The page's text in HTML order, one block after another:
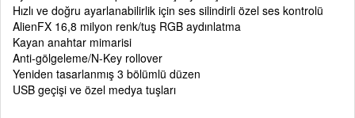
Hızlı ve doğru ayarlanabilirlik için ses silindirli özel ses kontrolü
AlienFX 16,8 milyon renk/tuş RGB aydınlatma
Kayan anahtar mimarisi
Anti-gölgeleme/N-Key rollover
Yeniden tasarlanmış 3 bölümlü düzen
USB geçişi ve özel medya tuşları